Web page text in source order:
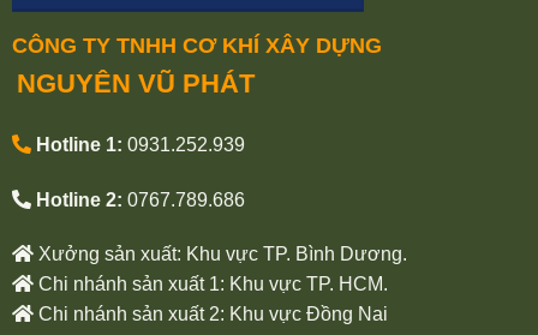
CÔNG TY TNHH CƠ KHÍ XÂY DỰNG
NGUYÊN VŨ PHÁT
Hotline 1: 0931.252.939
Hotline 2: 0767.789.686
Xưởng sản xuất: Khu vực TP. Bình Dương.
Chi nhánh sản xuất 1: Khu vực TP. HCM.
Chi nhánh sản xuất 2: Khu vực Đồng Nai